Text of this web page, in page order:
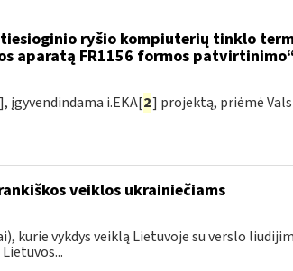
ryšio kompiuterių tinklo
aparatą FR1156 formos
įgyvendindama i.EKA[2] projektą, priėmė
veiklos ukrainiečiams
kurie vykdys veiklą Lietuvoje su verslo